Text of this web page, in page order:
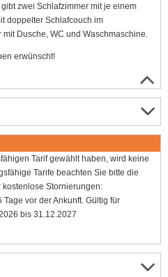
zwei Schlafzimmer mit je einem
doppelter Schlafcouch im
Dusche, WC und Waschmaschine.
erwünscht!
Tarif gewählt haben, wird keine
Tarife beachten Sie bitte die
Stornierungen:
vor der Ankunft. Gültig für
bis 31.12.2027